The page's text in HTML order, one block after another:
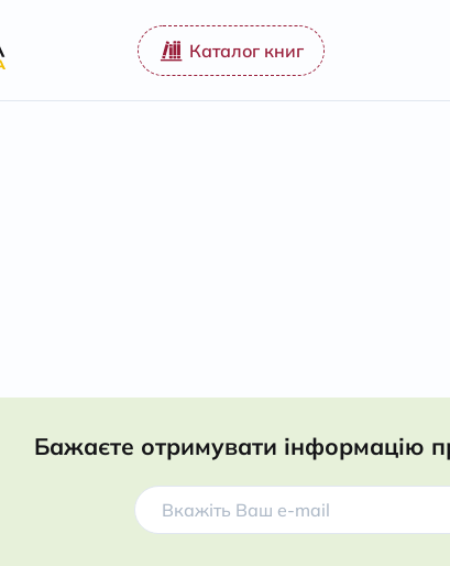
Каталог книг
Бажаєте отримувати інформацію